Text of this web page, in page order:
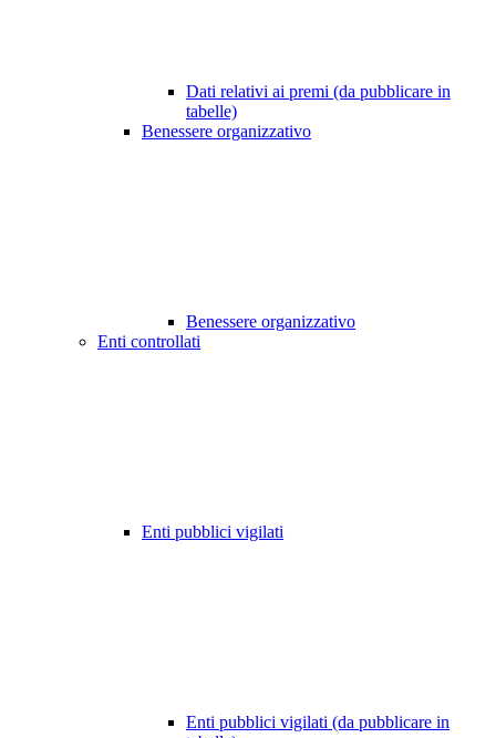
Dati relativi ai premi (da pubblicare in
tabelle)
Benessere organizzativo
Benessere organizzativo
Enti controllati
Enti pubblici vigilati
Enti pubblici vigilati (da pubblicare in